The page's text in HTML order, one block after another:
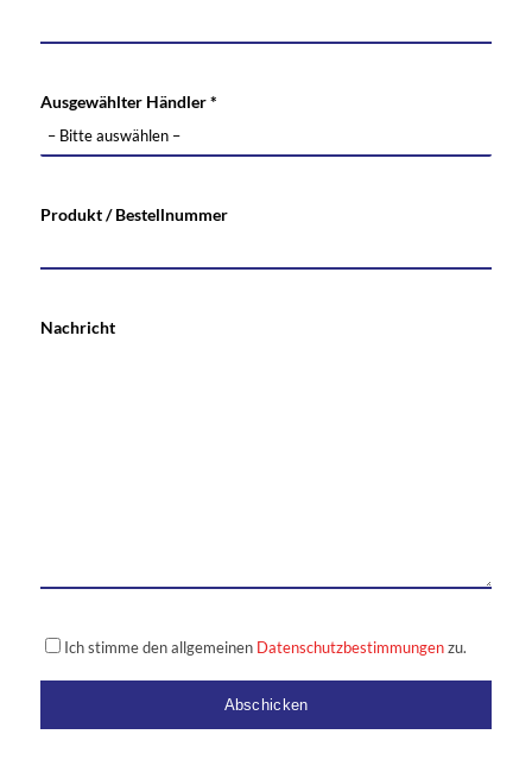
Ausgewählter Händler *
Produkt / Bestellnummer
Nachricht
Ich stimme den allgemeinen Datenschutzbestimmungenzu.